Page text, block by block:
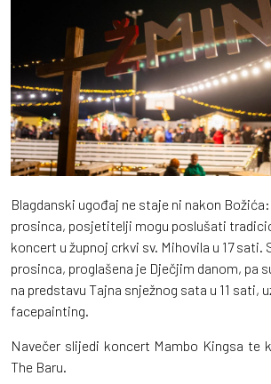
Blagdanski ugođaj ne staje ni nakon
prosinca, posjetitelji mogu poslušati
koncert u župnoj crkvi sv. Mihovila u 17 sati.
prosinca, proglašena je Dječjim danom, pa
na predstavu Tajna snježnog sata u 11 sati,
facepainting.
Navečer slijedi koncert Mambo Kingsa te
The Baru.